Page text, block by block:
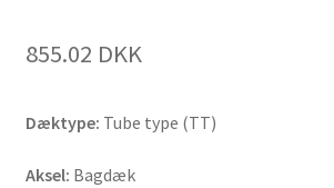
855.02 DKK
Dæktype: Tube type (TT)
Aksel: Bagdæk